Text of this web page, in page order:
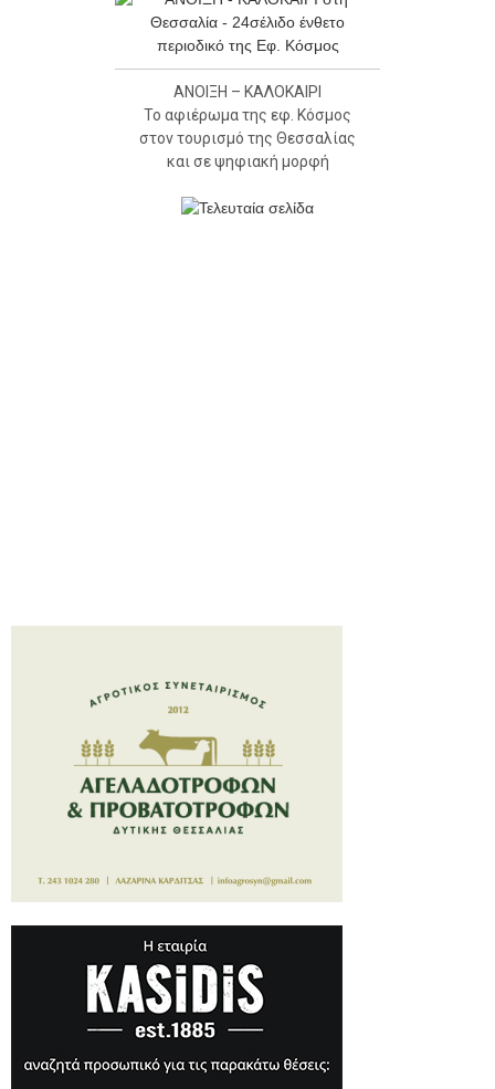
ΑΝΟΙΞΗ – ΚΑΛΟΚΑΙΡΙ
Το αφιέρωμα της εφ. Κόσμος
στον τουρισμό της Θεσσαλίας
και σε ψηφιακή μορφή